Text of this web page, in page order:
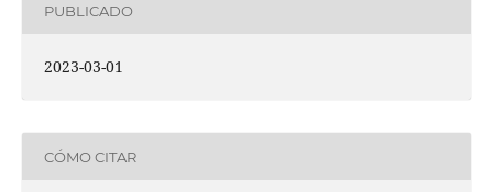
PUBLICADO
2023-03-01
CÓMO CITAR